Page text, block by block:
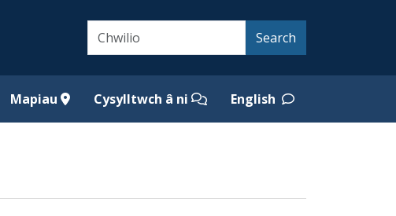
Search Search
Mapiau Cysylltwch â ni English